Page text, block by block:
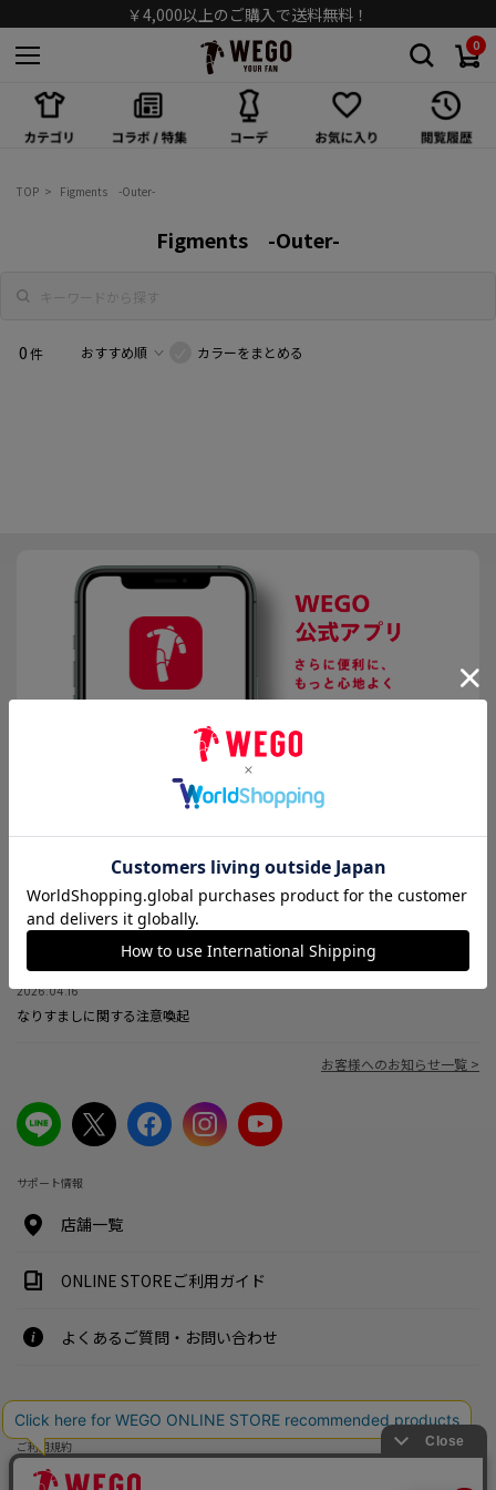
￥4,000以上のご購入で送料無料！
0
ワンピース/オールインワン
推し活グッズ
TOP Figments -Outer-
Figments -Outer-
0件 カラーをまとめる
【重要】お盆期間中の指定日設定受付停止のお知らせ
2026.07.28
8/4更新【重要】熊本県で発生した地震の影響による配送遅延・集荷停止につ
いて
2026.04.16
なりすましに関する注意喚起
お客様へのお知らせ一覧 >
サポート情報
店舗一覧
ONLINE STOREご利用ガイド
よくあるご質問・お問い合わせ
特定商取引法・古物営業法に基づく表示案内
ご利用規約
プライバシーポリシー